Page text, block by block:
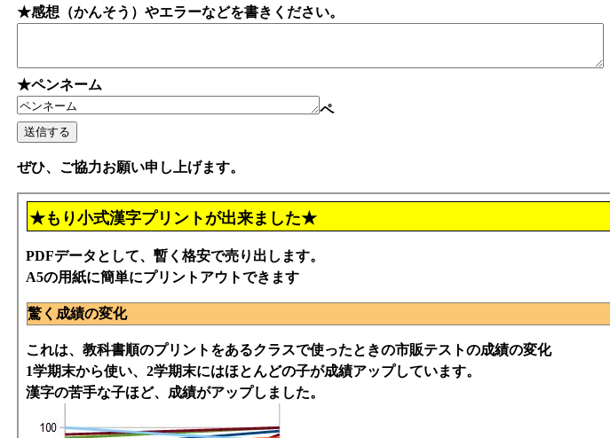
★感想（かんそう）やエラーなどを書きください。
★ペンネーム
ペ
ぜひ、ご協力お願い申し上げます。